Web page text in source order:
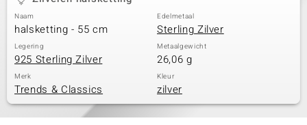
Naam
halsketting - 55 cm
Edelmetaal
Sterling Zilver
Legering
925 Sterling Zilver
Metaalgewicht
26,06 g
Merk
Trends & Classics
Kleur
zilver